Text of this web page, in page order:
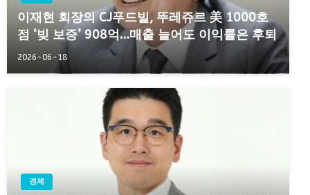
이재현 회장의 CJ푸드빌, 뚜레쥬르 美 1000호
점 ‘빚 보증’ 908억…매출 늘어도 이익률은 후퇴
2026-06-18
경제